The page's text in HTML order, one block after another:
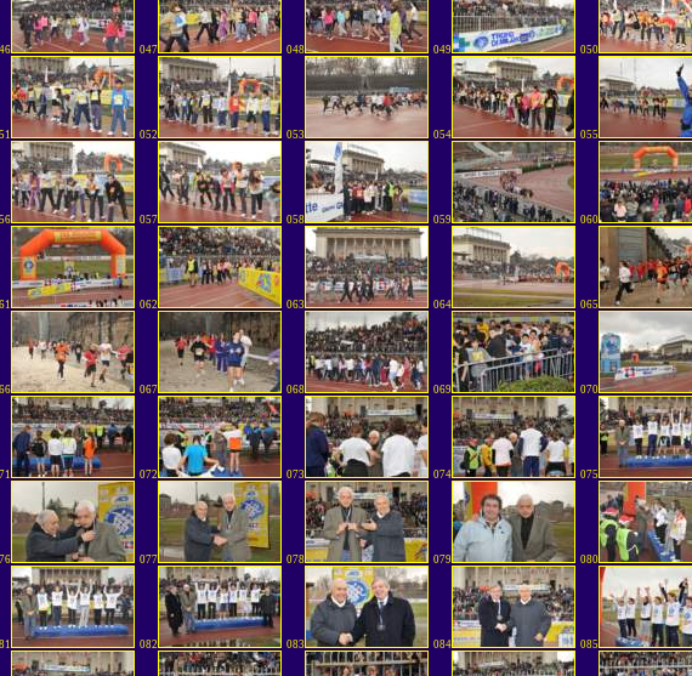
047 048 049 050
052 053 054 055
057 058 059 060
062 063 064 065
067 068 069 070
072 073 074 075
077 078 079 080
082 083 084 085